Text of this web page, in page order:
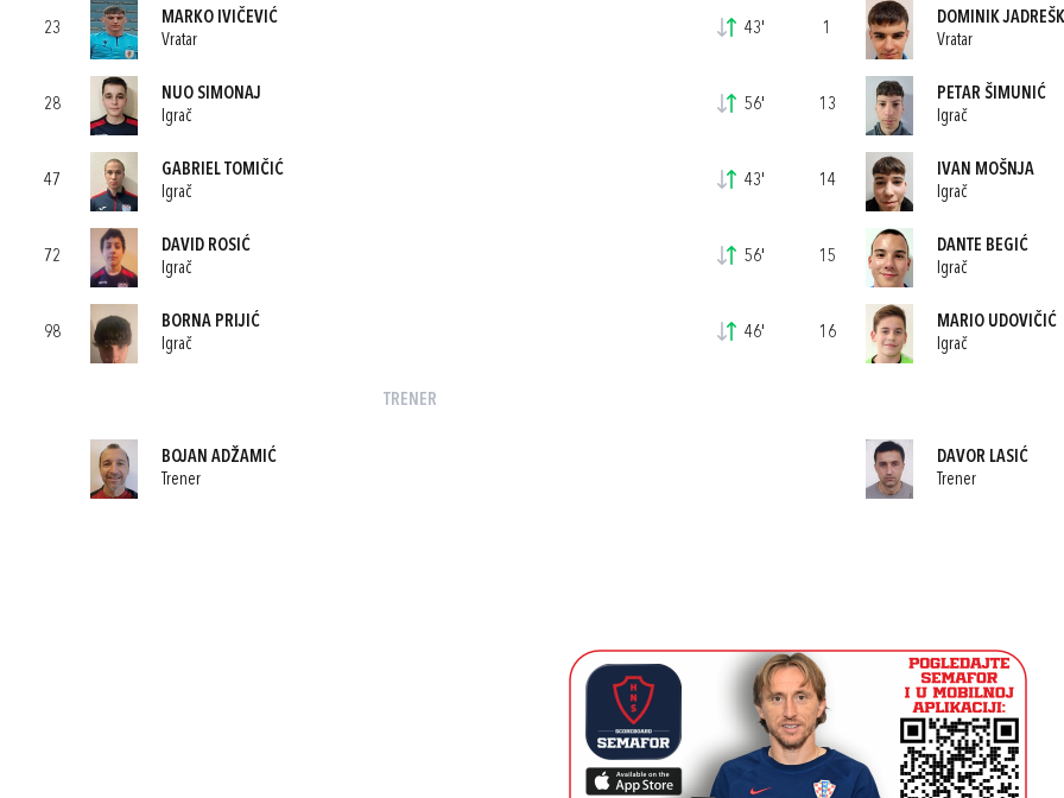
23
MARKO IVIČEVIĆ
Vratar
43'
28
NUO SIMONAJ
Igrač
56'
47
GABRIEL TOMIČIĆ
Igrač
43'
72
DAVID ROSIĆ
Igrač
56'
98
BORNA PRIJIĆ
Igrač
46'
TRENER
BOJAN ADŽAMIĆ
Trener
1
DOMINIK
Vratar
13
PETAR ŠIMUNIĆ
Igrač
14
IVAN MOŠNJA
Igrač
15
DANTE BEGIĆ
Igrač
16
MARIO UDOVIČIĆ
Igrač
DAVOR LASIĆ
Trener